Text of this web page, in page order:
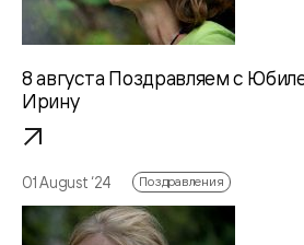
8 августа Поздравляем с
Ирину
01 August ‘24 Поздравления